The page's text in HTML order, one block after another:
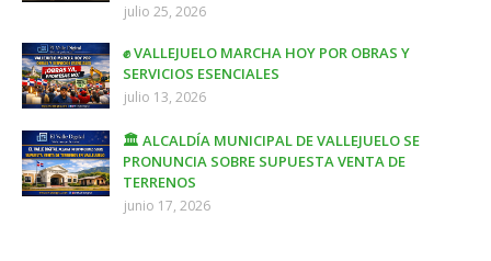
julio 25, 2026
✊ VALLEJUELO MARCHA HOY POR OBRAS Y
SERVICIOS ESENCIALES
julio 13, 2026
🏛️ ALCALDÍA MUNICIPAL DE VALLEJUELO SE
PRONUNCIA SOBRE SUPUESTA VENTA DE
TERRENOS
junio 17, 2026